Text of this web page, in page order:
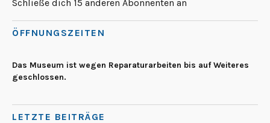
Schließe dich 15 anderen Abonnenten an
ÖFFNUNGSZEITEN
Das Museum ist wegen Reparaturarbeiten bis auf Weiteres
geschlossen.
LETZTE BEITRÄGE